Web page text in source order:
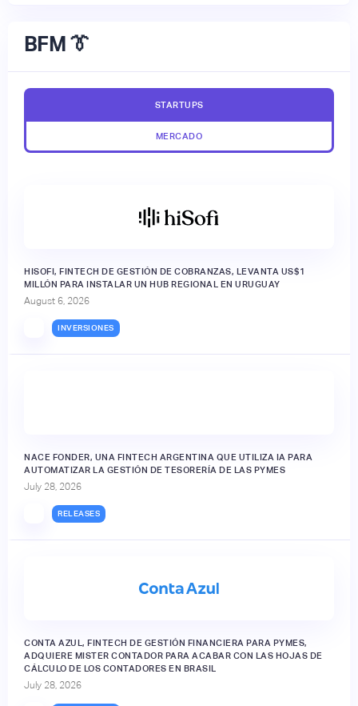
BFM 👔
STARTUPS
MERCADO
HISOFI, FINTECH DE GESTIÓN DE COBRANZAS, LEVANTA US$1
MILLÓN PARA INSTALAR UN HUB REGIONAL EN URUGUAY
August 6, 2026
INVERSIONES
NACE FONDER, UNA FINTECH ARGENTINA QUE UTILIZA IA PARA
AUTOMATIZAR LA GESTIÓN DE TESORERÍA DE LAS PYMES
July 28, 2026
RELEASES
CONTA AZUL, FINTECH DE GESTIÓN FINANCIERA PARA PYMES,
ADQUIERE MISTER CONTADOR PARA ACABAR CON LAS HOJAS DE
CÁLCULO DE LOS CONTADORES EN BRASIL
July 28, 2026